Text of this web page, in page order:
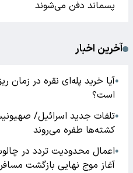
پسماند دفن می‌شوند
آخرین اخبار
●آیا خرید پله‌ای نقره در زمان
است؟
●تلفات جدید اسرائیل/
کشته‌ها طفره می‌روند
●
آغاز موج نهایی بازگشت